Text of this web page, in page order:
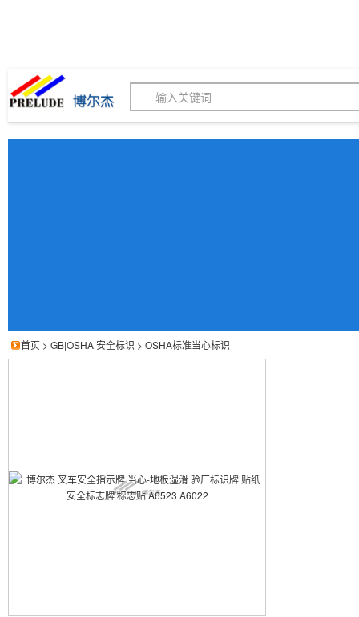
博尔杰PTS - 工业标识解
首页 > GB|OSHA|安全标识 > OSHA标准当心标识
博尔杰 叉车安全指示牌